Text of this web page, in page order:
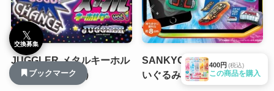
JUGGLER メタルキーホル
ダー vol.1（再販）
SANKYO ゆるデバイスぬ
いぐるみクリーナー
400円 (税込)
この商品を購入
𝕏
交換募集
ブックマーク